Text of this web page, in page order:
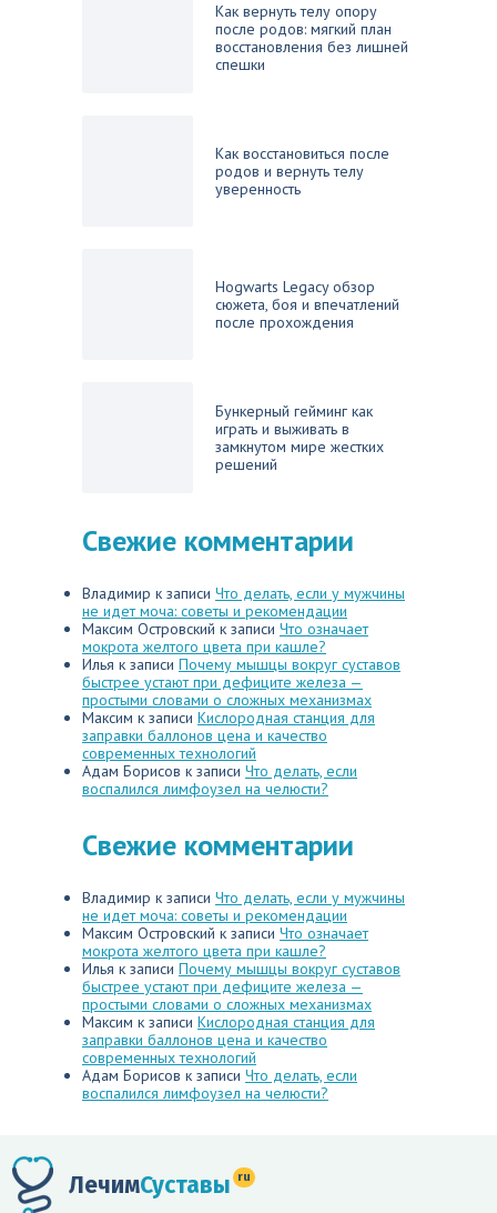
Как вернуть телу опору
после родов: мягкий план
восстановления без лишней
спешки
Как восстановиться после
родов и вернуть телу
уверенность
Hogwarts Legacy обзор
сюжета, боя и впечатлений
после прохождения
Бункерный гейминг как
играть и выживать в
замкнутом мире жестких
решений
Свежие комментарии
Владимир к записи Что делать, если у мужчины
не идет моча: советы и рекомендации
Максим Островский к записи Что означает
мокрота желтого цвета при кашле?
Илья к записи Почему мышцы вокруг суставов
быстрее устают при дефиците железа —
простыми словами о сложных механизмах
Максим к записи Кислородная станция для
заправки баллонов цена и качество
современных технологий
Адам Борисов к записи Что делать, если
воспалился лимфоузел на челюсти?
Свежие комментарии
Владимир к записи Что делать, если у мужчины
не идет моча: советы и рекомендации
Максим Островский к записи Что означает
мокрота желтого цвета при кашле?
Илья к записи Почему мышцы вокруг суставов
быстрее устают при дефиците железа —
простыми словами о сложных механизмах
Максим к записи Кислородная станция для
заправки баллонов цена и качество
современных технологий
Адам Борисов к записи Что делать, если
воспалился лимфоузел на челюсти?
ЛечимСуставы ru